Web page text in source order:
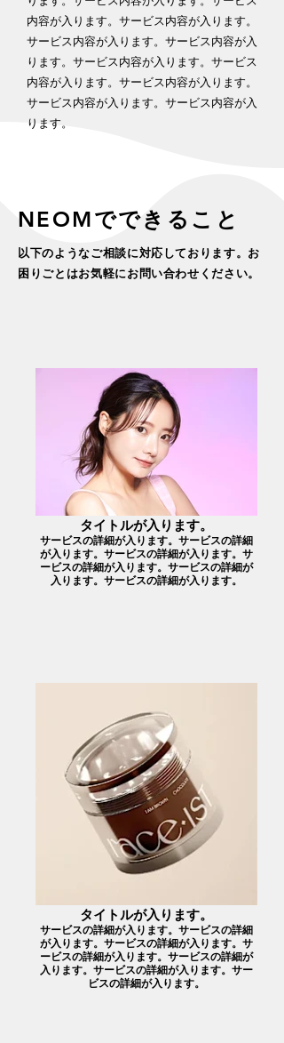
内容が入ります。​サービス内容が入ります。​
サービス内容が入ります。​サービス内容が入
ります。​サービス内容が入ります。​サービス
内容が入ります。​サービス内容が入ります。​
サービス内容が入ります。​サービス内容が入
ります。
​NEOMでできること
以下のようなご相談に対応しております。​お
困りごとはお気軽にお問い合わせください。
タイトルが入ります。
サービスの詳細が入ります。サービスの詳細
が入ります。サービスの詳細が入ります。サ
ービスの詳細が入ります。サービスの詳細が
入ります。サービスの詳細が入ります。
タイトルが入ります。
サービスの詳細が入ります。サービスの詳細
が入ります。サービスの詳細が入ります。サ
ービスの詳細が入ります。サービスの詳細が
入ります。サービスの詳細が入ります。サー
ビスの詳細が入ります。